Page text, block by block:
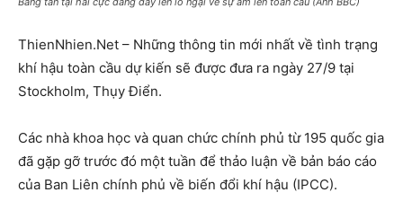
ThienNhien.Net – Những thông tin mới nhất về tình trạng
khí hậu toàn cầu dự kiến sẽ được đưa ra ngày 27/9 tại
Stockholm, Thụy Điển.
Các nhà khoa học và quan chức chính phủ từ 195 quốc gia
đã gặp gỡ trước đó một tuần để thảo luận về bản báo cáo
của Ban Liên chính phủ về biến đổi khí hậu (IPCC).